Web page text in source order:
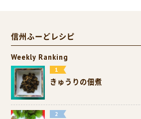
信州ふーどレシピ
Weekly Ranking
きゅうりの佃煮